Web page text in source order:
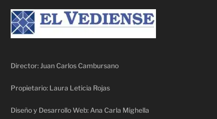
Director: Juan Carlos Cambursano
Propietario: Laura Leticia Rojas
Diseño y Desarrollo Web: Ana Carla Mighella